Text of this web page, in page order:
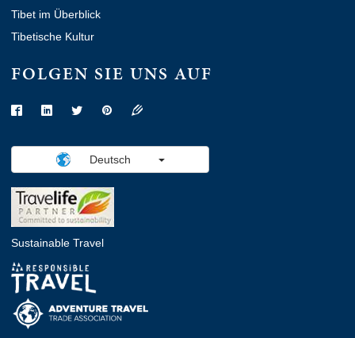
Tibet im Überblick
Tibetische Kultur
FOLGEN SIE UNS AUF
Deutsch
Sustainable Travel